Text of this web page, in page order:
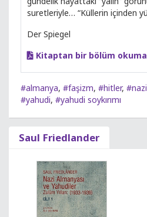
suretleriyle… “Küllerin içinden
Der Spiegel
Kitaptan bir bölüm
#almanya, #faşizm, #hitler, #nazi
#yahudi, #yahudi soykırımı
Saul Friedlander